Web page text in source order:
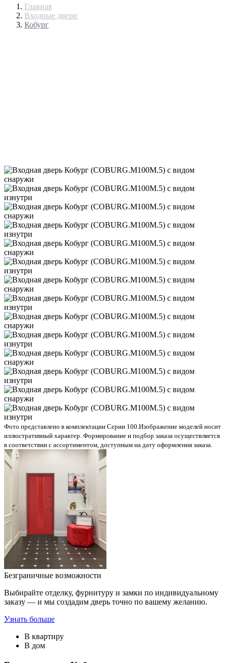
Главная
Входные двери
Кобург
Фото представлено в комплектации Серии 100.Изображение моделей носит
иллюстративный характер. Формирование и подбор заказа осуществляется
в соответствии с ассортиментом, доступным на дату оформления заказа.
Безграничные возможности
Выбирайте отделку, фурнитуру и замки по индивидуальному
заказу — и мы создадим дверь точно по вашему желанию.
Узнать больше
В квартиру
В дом